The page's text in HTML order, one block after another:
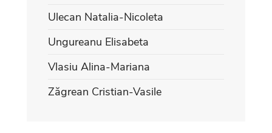
Ulecan Natalia-Nicoleta
Ungureanu Elisabeta
Vlasiu Alina-Mariana
Zăgrean Cristian-Vasile